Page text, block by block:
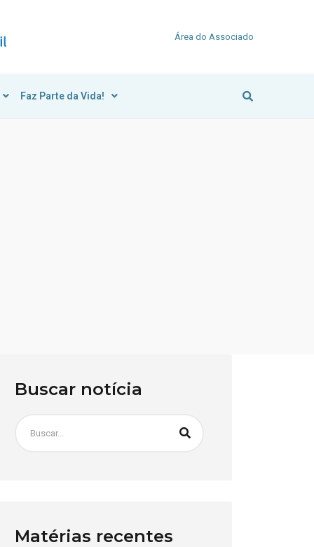
Área do Associado
Faz Parte da Vida!
Buscar notícia
Matérias recentes